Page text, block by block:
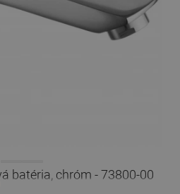
batéria, chróm - 73800-00